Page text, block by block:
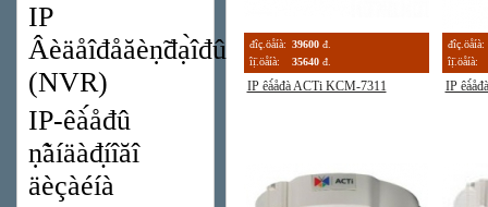
IP
Âèäåîđåăèṇ̃đạ̀îđû
(NVR)
IP-êà́åđû
ṇ̃àíäàđ̣íîăî
äèçàéíà
đîç.öåíà: 39600 đ.
îị̈.öåíà:
35640 đ.
IP êà́åđà ACTi KCM-7311
đîç.öåíà:
îị̈.öåíà:
IP